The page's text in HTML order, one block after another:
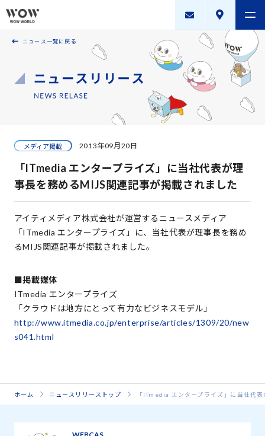
会社案内
採用案内
WOW WORLD GROUP
お問い合わせ ｜個人情報保護方針｜情報セキュリティ方針｜
新規お取引に関する留意事項 ｜ サイトマップ
ニュース一覧に戻る
メディア掲載 2013年09月20日
「ITmedia エンタープライズ」に当社代表が理
事長を務めるMIJS関連記事が掲載されました
アイティメディア株式会社が運営するニュースメディア
「ITmedia エンタープライズ」に、当社代表が理事長を務め
るMIJS関連記事が掲載されました。
■掲載媒体
ITmedia エンタープライズ
「クラウドは地方にとって有力なビジネスモデル」
http://www.itmedia.co.jp/enterprise/articles/1309/20/new
s041.html
ホーム ニュースリリーストップ 「ITmedia エンタープライズ」に当社代